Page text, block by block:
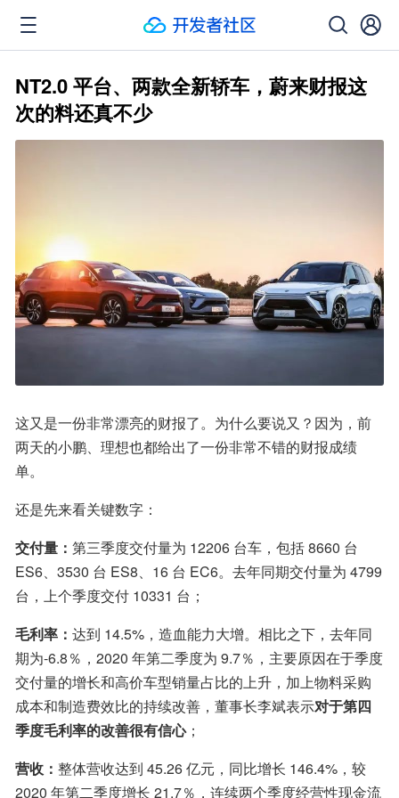
NT2.0 平台、两款全新轿车，蔚来财报这
次的料还真不少
这又是一份非常漂亮的财报了。为什么要说又？因为，前
两天的小鹏、理想也都给出了一份非常不错的财报成绩
单。
还是先来看关键数字：
交付量： 第三季度交付量为 12206 台车，包括 8660 台
ES6、3530 台 ES8、16 台 EC6。去年同期交付量为 4799
台，上个季度交付 10331 台；
毛利率： 达到 14.5%，造血能力大增。相比之下，去年同
期为-6.8％，2020 年第二季度为 9.7％，主要原因在于季度
交付量的增长和高价车型销量占比的上升，加上物料采购
成本和制造费效比的持续改善，董事长李斌表示对于第四
季度毛利率的改善很有信心；
营收： 整体营收达到 45.26 亿元，同比增长 146.4%，较
2020 年第二季度增长 21.7％，连续两个季度经营性现金流